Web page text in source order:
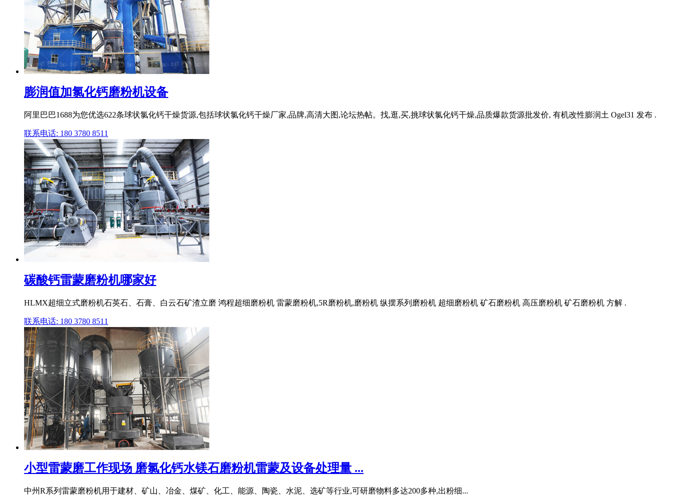
膨润值加氯化钙磨粉机设备
阿里巴巴1688为您优选622条球状氯化钙干燥货源,包括球状氯化钙干燥厂家,品牌,高清大图,论坛热帖。找,逛,买,挑球状氯化钙干燥,品质爆款货源批发价, 有机改性膨润土 Ogel31 发布 .
联系电话: 180 3780 8511
碳酸钙雷蒙磨粉机哪家好
HLMX超细立式磨粉机石英石、石膏、白云石矿渣立磨 鸿程超细磨粉机 雷蒙磨粉机,5R磨粉机,磨粉机 纵摆系列磨粉机 超细磨粉机 矿石磨粉机 高压磨粉机 矿石磨粉机 方解 .
联系电话: 180 3780 8511
小型雷蒙磨工作现场 磨氯化钙水镁石磨粉机雷蒙及设备处理量 ...
中州R系列雷蒙磨粉机用于建材、矿山、冶金、煤矿、化工、能源、陶瓷、水泥、选矿等行业,可研磨物料多达200多种,出粉细...